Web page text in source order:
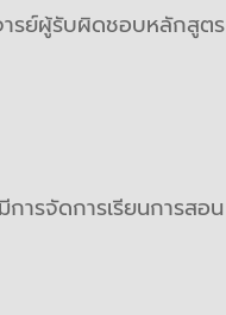
ารย์ผู้รับผิดชอบหลักสูตร
ารจัดการเรียนการสอน